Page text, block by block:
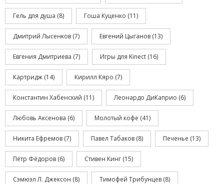
Гель для душа (8) Гоша Куценко (11)
Дмитрий Лысенков (7) Евгений Цыганов (13)
Евгения Дмитриева (7) Игры для Kinect (16)
Картридж (14) Кирилл Кяро (7)
Константин Хабенский (11) Леонардо ДиКаприо (6)
Любовь Аксенова (6) Молотый кофе (41)
Никита Ефремов (7) Павел Табаков (8) Печенье (13)
Пётр Фёдоров (6) Стивен Кинг (15)
Сэмюэл Л. Джексон (8) Тимофей Трибунцев (8)